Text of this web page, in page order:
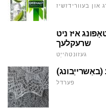
און בעוורידזשיז
איז ניט
שרעקלעך
געזונטהייַט
פערדל